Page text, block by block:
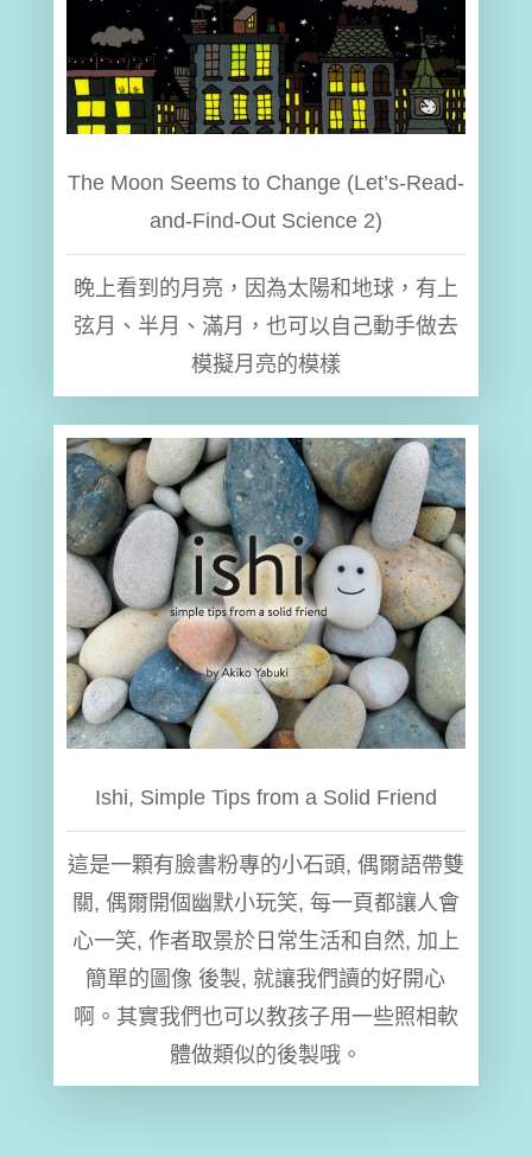
The Moon Seems to Change (Let’s-Read-
and-Find-Out Science 2)
晚上看到的月亮，因為太陽和地球，有上
弦月、半月、滿月，也可以自己動手做去
模擬月亮的模樣
Ishi, Simple Tips from a Solid Friend
這是一顆有臉書粉專的小石頭, 偶爾語帶雙
關, 偶爾開個幽默小玩笑, 每一頁都讓人會
心一笑, 作者取景於日常生活和自然, 加上
簡單的圖像 後製, 就讓我們讀的好開心
啊。其實我們也可以教孩子用一些照相軟
體做類似的後製哦。